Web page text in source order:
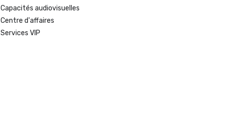
Capacités audiovisuelles
Centre d'affaires
Services VIP